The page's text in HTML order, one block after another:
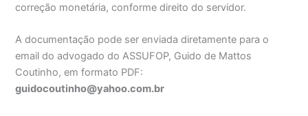
correção monetária, conforme direito do servidor.
A documentação pode ser enviada diretamente para o
email do advogado do ASSUFOP, Guido de Mattos
Coutinho, em formato PDF:
guidocoutinho@yahoo.com.br